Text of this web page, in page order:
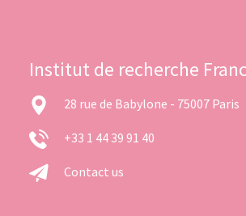
Institut de recherche
28 rue de Babylone - 75007 Paris
+33 1 44 39 91 40
Contact us